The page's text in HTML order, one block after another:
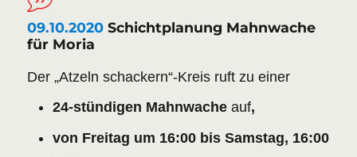
09.10.2020 Schichtplanung Mahnwache
für Moria
Der „Atzeln schackern“-Kreis ruft zu einer
24-stündigen Mahnwacheauf,
von Freitag um 16:00 bis Samstag, 16:00